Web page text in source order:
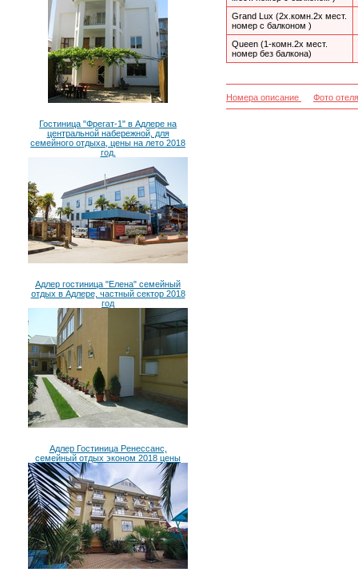
Гостиница "Фрегат-1" в Адлере на
центральной набережной, для
семейного отдыха, цены на лето 2018
год.
Адлер гостиница "Елена" семейный
отдых в Адлере, частный сектор 2018
год
Адлер Гостиница Ренессанс,
семейный отдых эконом 2018 цены
Grand Lux (2х.комн.2х мест.
номер с балконом )
Queen (1-комн.2х мест.
номер без балкона)
Номера описание Фото отеля